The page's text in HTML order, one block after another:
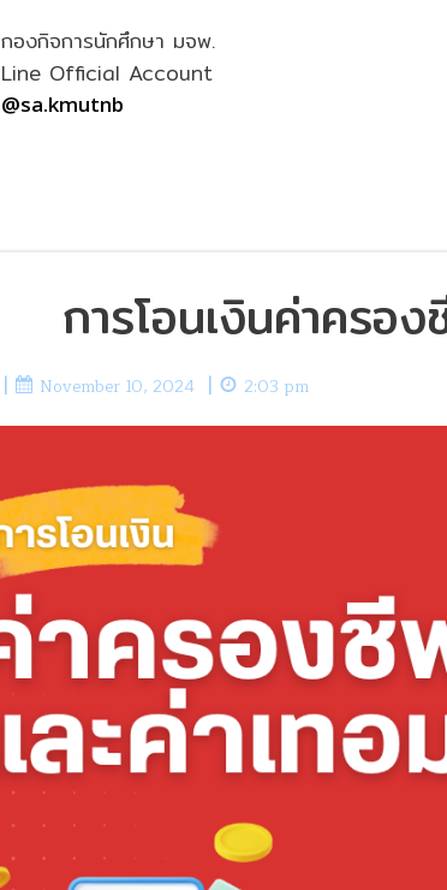
กองกิจการนักศึกษา มจพ.
Line Official Account
@sa.kmutnb
การโอนเงินค่าครอง
| November 10, 2024 | 2:03 pm